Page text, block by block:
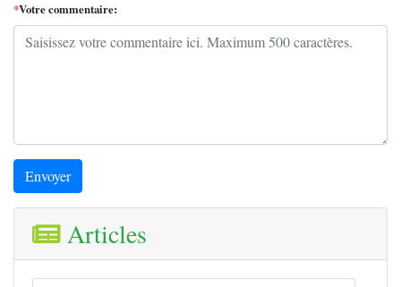
*Votre commentaire:
Envoyer
Articles